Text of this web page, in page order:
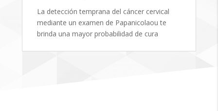
La detección temprana del cáncer cervical
mediante un examen de Papanicolaou te
brinda una mayor probabilidad de cura